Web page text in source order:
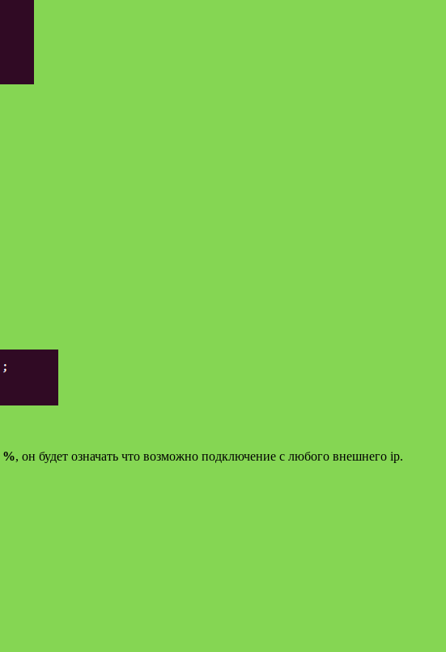
%, он будет означать что возможно подключение с любого внешнего ip.